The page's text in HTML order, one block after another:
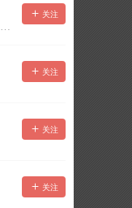
大背包、常显、叠加、除草树，唯一作者QQ383125283
关注
关注
关注
关注